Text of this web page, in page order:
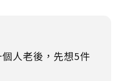
人老後，先想5件